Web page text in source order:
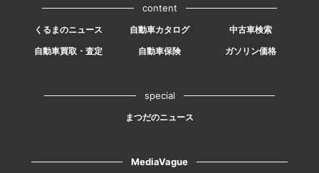
content
くるまのニュース 自動車カタログ
中古車検索
自動車買取・査定
自動車保険 ガソリン価格
special
まつだのニュース
MediaVague